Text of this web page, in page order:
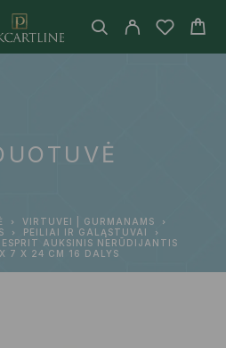
VIRTUVEI | GURMANAMS
PEILIAI IR GALĄSTUVAI
AUKSINIS NERŪDIJANTIS
7 X 24 CM 16 DALYS